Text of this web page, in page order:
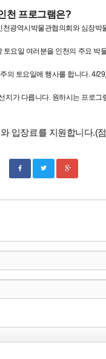
천 프로그램은?
천광역시박물관협의회와 심장박
토요일 여러분을 인천의 주요 박
주의 토요일에 행사를 합니다. 4/
지가 다릅니다. 원하시는 프로그
입장료를 지원합니다.(